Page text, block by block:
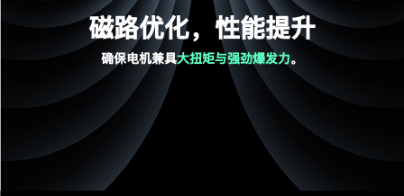
磁路优化，性能提升
确保电机兼具大扭矩与强劲爆发力。